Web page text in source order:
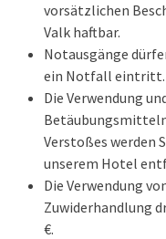
vorsätzlichen
Valk haftbar.
Notausgänge
ein Notfall eintritt.
Die Verwendung
Verstoßes werden
unserem Hotel
Die Verwendung
Zuwiderhandlung
€.